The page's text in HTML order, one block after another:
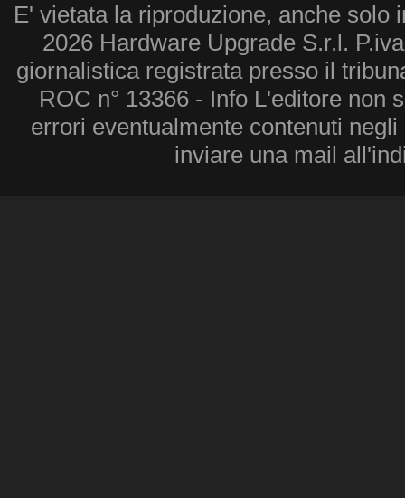
E' vietata la riproduzione, anche solo
2026 Hardware Upgrade S.r.l.
giornalistica registrata presso il
ROC n° 13366 - Info L'editore non
errori eventualmente contenuti
inviare una mail